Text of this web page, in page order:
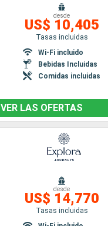
desde
US$ 10,405
Tasas incluidas
Wi-Fi incluido
Bebidas Incluidas
Comidas incluidas
VER LAS OFERTAS
desde
US$ 14,770
Tasas incluidas